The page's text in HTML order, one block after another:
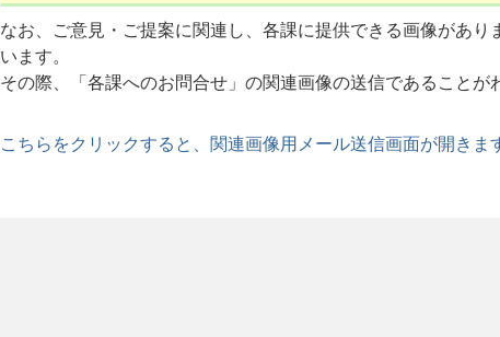
なお、ご意見・ご提案に関連し、各課に提供できる画像があり
います。
その際、「各課へのお問合せ」の関連画像の送信であることが
こちらをクリックすると、関連画像用メール送信画面が開きま